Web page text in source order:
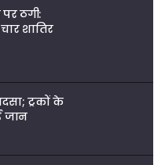
ठगी:
शातिर
ट्रकों के
जान